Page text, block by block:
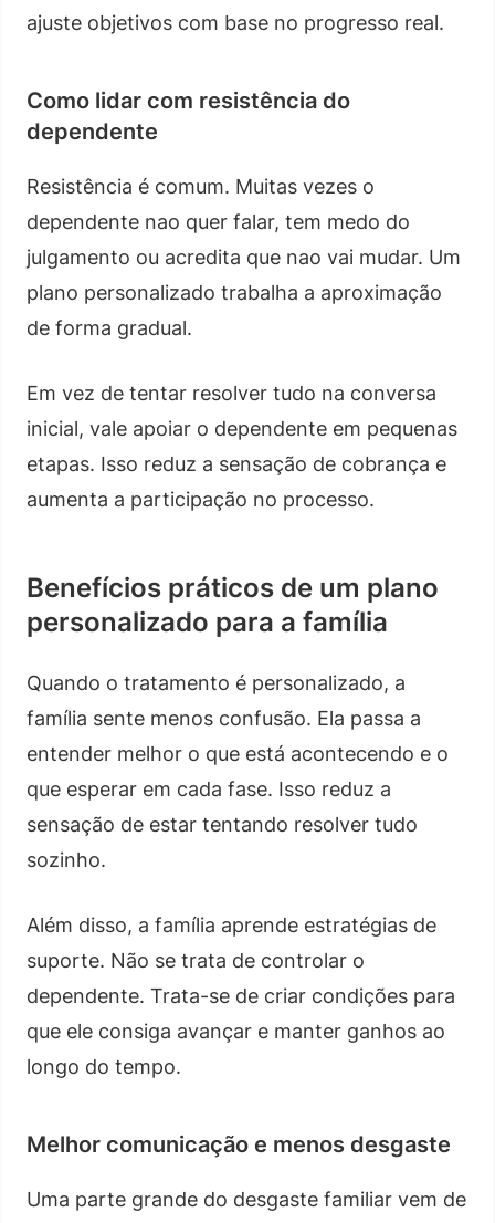
ajuste objetivos com base no progresso real.
Como lidar com resistência do
dependente
Resistência é comum. Muitas vezes o
dependente nao quer falar, tem medo do
julgamento ou acredita que nao vai mudar. Um
plano personalizado trabalha a aproximação
de forma gradual.
Em vez de tentar resolver tudo na conversa
inicial, vale apoiar o dependente em pequenas
etapas. Isso reduz a sensação de cobrança e
aumenta a participação no processo.
Benefícios práticos de um plano
personalizado para a família
Quando o tratamento é personalizado, a
família sente menos confusão. Ela passa a
entender melhor o que está acontecendo e o
que esperar em cada fase. Isso reduz a
sensação de estar tentando resolver tudo
sozinho.
Além disso, a família aprende estratégias de
suporte. Não se trata de controlar o
dependente. Trata-se de criar condições para
que ele consiga avançar e manter ganhos ao
longo do tempo.
Melhor comunicação e menos desgaste
Uma parte grande do desgaste familiar vem de